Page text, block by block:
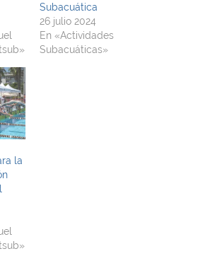
Subacuática
26 julio 2024
En «Actividades
Subacuáticas»
la